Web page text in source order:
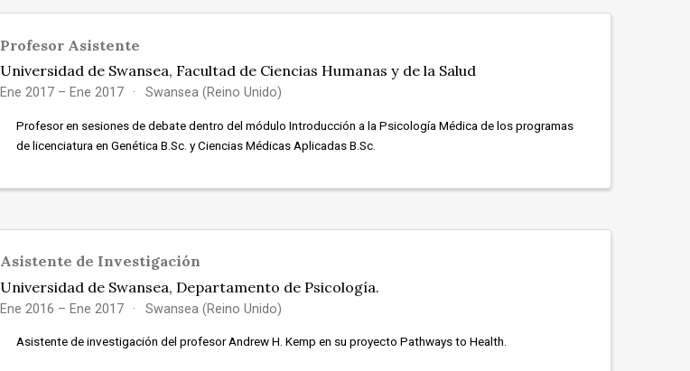
Profesor Asistente
Universidad de Swansea, Facultad de Ciencias Humanas y de la Salud
Ene 2017 – Ene 2017 Swansea (Reino Unido)
Profesor en sesiones de debate dentro del módulo Introducción a la Psicología Médica de los programas
de licenciatura en Genética B.Sc. y Ciencias Médicas Aplicadas B.Sc.
Asistente de Investigación
Universidad de Swansea, Departamento de Psicología.
Ene 2016 – Ene 2017 Swansea (Reino Unido)
Asistente de investigación del profesor Andrew H. Kemp en su proyecto Pathways to Health.